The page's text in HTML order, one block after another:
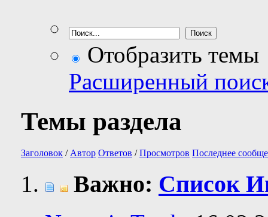
Отобразить темы
Расширенный
Темы раздела
Заголовок / Автор Ответов /Просмотров Последнее
Важно: Список